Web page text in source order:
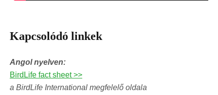
Kapcsolódó linkek
Angol nyelven:
BirdLife fact sheet >>
a BirdLife International megfelelő oldala